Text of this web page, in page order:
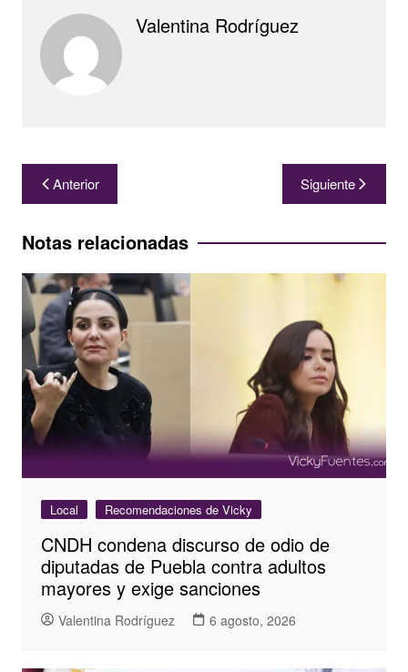
Valentina Rodríguez
Navegación
de
entradas
Anterior Siguiente
Notas relacionadas
Local Recomendaciones de Vicky
CNDH condena discurso de odio de
diputadas de Puebla contra adultos
mayores y exige sanciones
Valentina Rodríguez 6 agosto, 2026